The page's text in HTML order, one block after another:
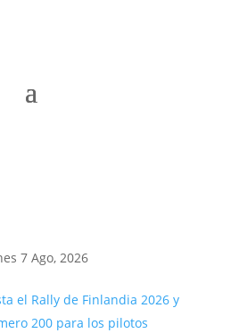
7 Ago, 2026
el Rally de Finlandia 2026 y
200 para los pilotos